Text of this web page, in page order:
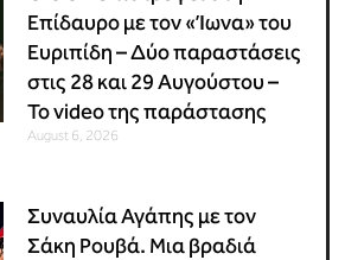
Επίδαυρο με τον «Ίωνα» του
Ευριπίδη – Δύο παραστάσεις
στις 28 και 29 Αυγούστου –
Το video της παράστασης
August 6, 2026
Συναυλία Αγάπης με τον
Σάκη Ρουβά. Μια βραδιά